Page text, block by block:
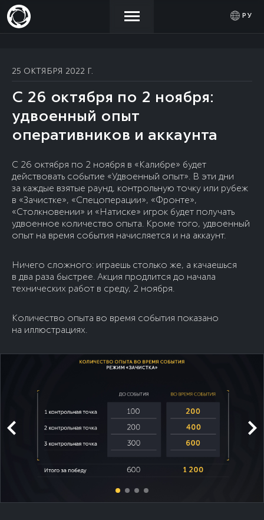
РУ
НОВОСТИ
МАГАЗИН
СООБЩЕСТВО
ПОМОЩЬ
ПРОМОКОД
25 ОКТЯБРЯ 2022 Г.
С 26 октября по 2 ноября:
удвоенный опыт
оперативников и аккаунта
С 26 октября по 2 ноября в «Калибре» будет
действовать событие «Удвоенный опыт». В эти дни
за каждые взятые раунд, контрольную точку или рубеж
в «Зачистке», «Спецоперации», «Фронте»,
«Столкновении» и «Натиске» игрок будет получать
удвоенное количество опыта. Кроме того, удвоенный
опыт на время события начисляется и на аккаунт.
Ничего сложного: играешь столько же, а качаешься
в два раза быстрее. Акция продлится до начала
технических работ в среду, 2 ноября.
Количество опыта во время события показано
на иллюстрациях.